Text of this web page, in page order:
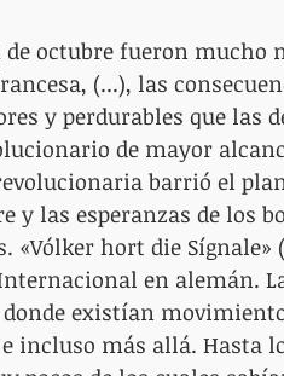
de octubre fueron mucho
(...), las
y perdurables que las
de mayor
barrió el
y las esperanzas de los
hort die Sígnale»
en alemán.
existían
incluso más allá. Hasta